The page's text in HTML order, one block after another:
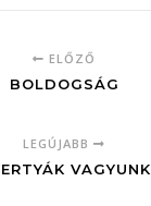
ELŐZŐ
BOLDOGSÁG
LEGÚJABB
VAGYUNK